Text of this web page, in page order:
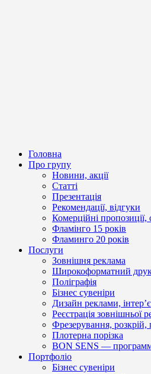
Головна
Про групу
Новини, акції
Статті
Презентація
Рекомендації, відгуки
Комерційні пропозиції,
Фламінго 15 років
Фламинго 20 років
Послуги
Зовнішня реклама
Широкоформатний
Поліграфія
Бізнес сувеніри
Дизайн реклами,
Реєстрація зовнішньої
Фрезерування, розкрій,
Плотерна порізка
BON SENS —
Портфоліо
Бізнес сувеніри